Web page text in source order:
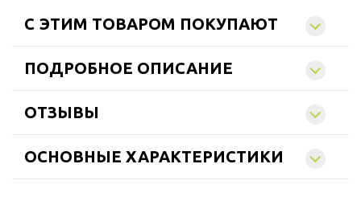
C ЭТИМ ТОВАРОМ ПОКУПАЮТ
ПОДРОБНОЕ ОПИСАНИЕ
ОТЗЫВЫ
ОСНОВНЫЕ ХАРАКТЕРИСТИКИ